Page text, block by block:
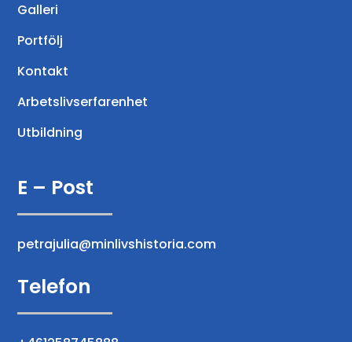
Galleri
Portfölj
Kontakt
Arbetslivserfarenhet
Utbildning
E – Post
petrajulia@minlivshistoria.com
Telefon